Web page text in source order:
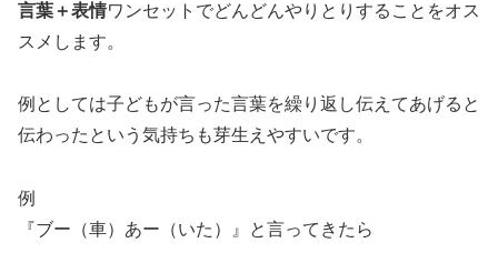
言葉＋表情ワンセットでどんどんやりとりすることをオス
スメします。
例としては子どもが言った言葉を繰り返し伝えてあげると
伝わったという気持ちも芽生えやすいです。
例
『ブー（車）あー（いた）』と言ってきたら